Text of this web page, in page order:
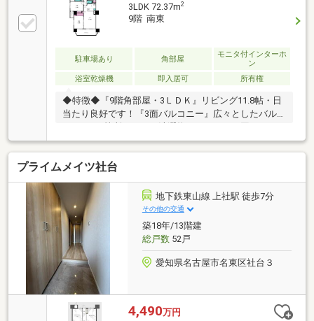
3LDK 72.37m2
9階 南東
駐車場あり 角部屋
モニタ付インターホ
ン
浴室乾燥機
即入居可 所有権
◆特徴◆『9階角部屋・3ＬＤＫ』リビング11.8帖・日
当たり良好です！『3面バルコニー』広々としたバル
ん！◆設備仕様◆『リフォーム済』2025年7月：■水回
り：キッチン、バス、洗面、トイレ■内装：クロス全
室、床材、建具、網戸他◆間仕切り可◆リビングと洋
室の間に間仕切りがあるので用途、ライフスタイルの
変化に合わせて使用できます！◆リフォーム相談可◆
ご要望があれば物件引渡し後、ご入居前にリフォーム
可能です！ご相談ください！◆大容量収納◆全居室収
納付き、シューズクローゼットもあるため収納スペー
スには困りません！
プライムメイツ社台
地下鉄東山線 上社駅 徒歩7分
その他の交通
築18年/13階建
総戸数52戸
愛知県名古屋市名東区社台３
4,490万円